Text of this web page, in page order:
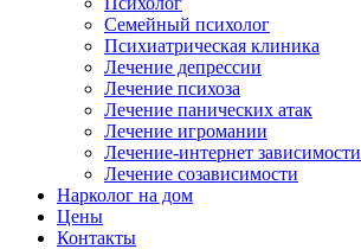
Семейный психолог
Психиатрическая клиника
Лечение депрессии
Лечение психоза
Лечение панических атак
Лечение игромании
Лечение-интернет зависимости
Лечение созависимости
Нарколог на дом
Цены
Контакты